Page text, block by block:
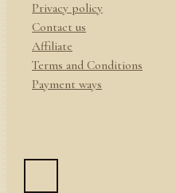
Privacy policy
Contact us
Affiliate
Terms and Conditions
Payment ways